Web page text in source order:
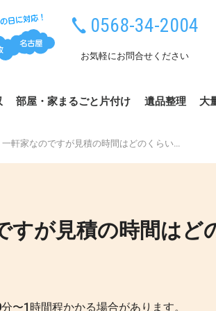
0568-34-2004
お気軽にお問合せください
部屋・家まるごと片付け 遺品整理 大
家なのですが見積の時間はどのくらい…
すが見積の時間はど
〜1時間程かかる場合があります。